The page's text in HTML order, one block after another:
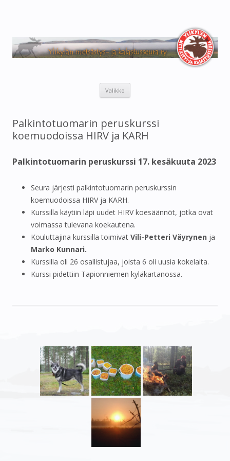
kalastusseura ry
Valikko
Palkintotuomarin peruskurssi
koemuodoissa HIRV ja KARH
Palkintotuomarin peruskurssi 17. kesäkuuta 2023
Seura järjesti palkintotuomarin peruskurssin
koemuodoissa HIRV ja KARH.
Kurssilla käytiin läpi uudet HIRV koesäännöt, jotka ovat
voimassa tulevana koekautena.
Kouluttajina kurssilla toimivat Vili-Petteri Väyrynen ja
Marko Kunnari.
Kurssilla oli 26 osallistujaa, joista 6 oli uusia kokelaita.
Kurssi pidettiin Tapionniemen kyläkartanossa.